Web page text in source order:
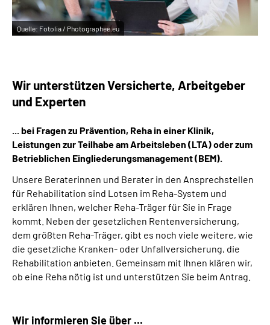
Mein Kundenportal
Quelle: Fotolia / Photographee.eu
Wir unterstützen Versicherte, Arbeitgeber
und Experten
... bei Fragen zu Prävention, Reha in einer Klinik,
Leistungen zur Teilhabe am Arbeitsleben (LTA) oder zum
Betrieblichen Eingliederungsmanagement (BEM).
Unsere Beraterinnen und Berater in den Ansprechstellen
für Rehabilitation sind Lotsen im Reha-System und
erklären Ihnen, welcher Reha-Träger für Sie in Frage
kommt. Neben der gesetzlichen Rentenversicherung,
dem größten Reha-Träger, gibt es noch viele weitere, wie
die gesetzliche Kranken- oder Unfallversicherung, die
Rehabilitation anbieten. Gemeinsam mit Ihnen klären wir,
ob eine Reha nötig ist und unterstützen Sie beim Antrag.
Wir informieren Sie über ...